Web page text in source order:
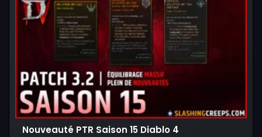
Nouveauté PTR Saison 15 Diablo 4